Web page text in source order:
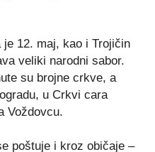
12. maj, kao i Trojičin
veliki narodni sabor.
su brojne crkve, a
u Crkvi cara
Voždovcu.
poštuje i kroz običaje –